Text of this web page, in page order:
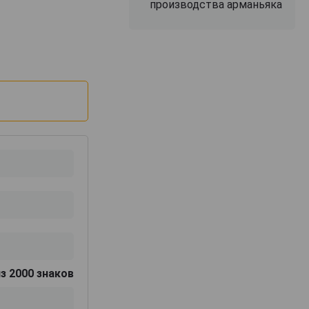
2000 знаков
производства арманьяка